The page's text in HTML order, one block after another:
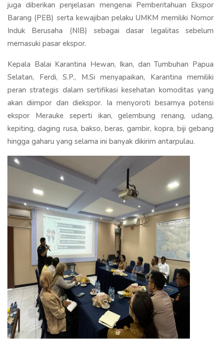
juga diberikan penjelasan mengenai Pemberitahuan Ekspor
Barang (PEB) serta kewajiban pelaku UMKM memiliki Nomor
Induk Berusaha (NIB) sebagai dasar legalitas sebelum
memasuki pasar ekspor.
Kepala Balai Karantina Hewan, Ikan, dan Tumbuhan Papua
Selatan, Ferdi, S.P., M.Si menyapaikan, Karantina memiliki
peran strategis dalam sertifikasi kesehatan komoditas yang
akan diimpor dan diekspor. Ia menyoroti besarnya potensi
ekspor Merauke seperti ikan, gelembung renang, udang,
kepiting, daging rusa, bakso, beras, gambir, kopra, biji gebang
hingga gaharu yang selama ini banyak dikirim antarpulau.